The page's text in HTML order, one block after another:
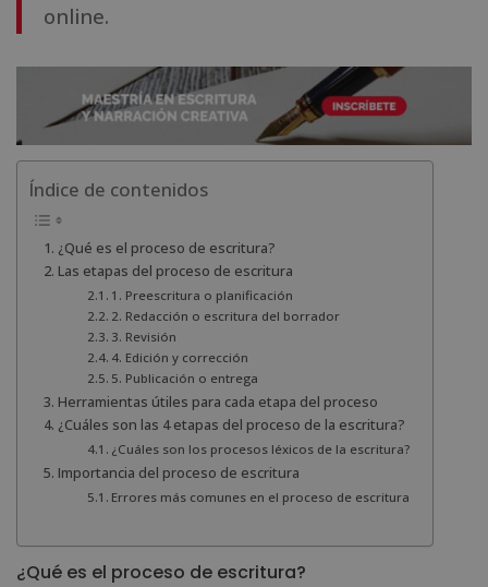
online.
Índice de contenidos
¿Qué es el proceso de escritura?
Las etapas del proceso de escritura
1. Preescritura o planificación
2. Redacción o escritura del borrador
3. Revisión
4. Edición y corrección
5. Publicación o entrega
Herramientas útiles para cada etapa del proceso
¿Cuáles son las 4 etapas del proceso de la escritura?
¿Cuáles son los procesos léxicos de la escritura?
Importancia del proceso de escritura
Errores más comunes en el proceso de escritura
¿Qué es el proceso de escritura?